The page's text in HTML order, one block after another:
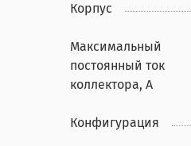
Корпус
Максимальный
постоянный ток
коллектора, А
Конфигурация